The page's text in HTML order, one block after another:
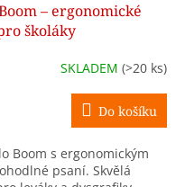
– ergonomické
školáky
SKLADEM (>20 ks)
Do košíku
Boom s ergonomickým
psaní. Skvělá